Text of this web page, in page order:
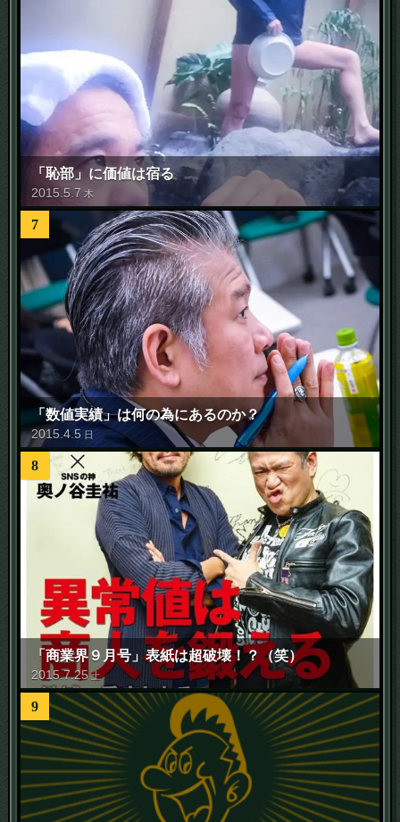
「恥部」に価値は宿る
2015 5 .7 木
7
「数値実績」は何の為にあるのか？
2015 .4 .5 日
8
「商業界９月号」表紙は超破壊！？（笑）
2015.7.25 土
9